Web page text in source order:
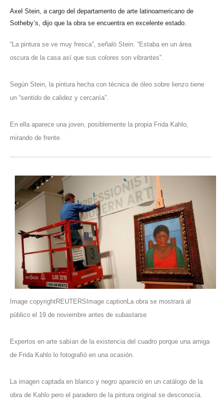
Axel Stein, a cargo del departamento de arte latinoamericano de
Sotheby’s, dijo que la obra se encuentra en excelente estado.
“La pintura se ve muy fresca”, señaló Stein. “Estaba en un área
oscura de la casa así que sus colores son vibrantes”.
Según Stein, la pintura hecha con técnica de óleo sobre lienzo tiene
un “sentido de calidez y cercanía”.
En ella aparece una joven, posiblemente la propia Frida Kahlo,
mirando de frente.
Image copyrightREUTERSImage captionLa obra se mostrará al
público el 19 de noviembre antes de subastarse
Expertos en arte sabían de la existencia del cuadro porque una amiga
de Frida Kahlo lo fotografió en una ocasión.
La imagen captada en blanco y negro apareció en un catálogo de la
obra de Kahlo pero el paradero de la pintura original se desconocía.